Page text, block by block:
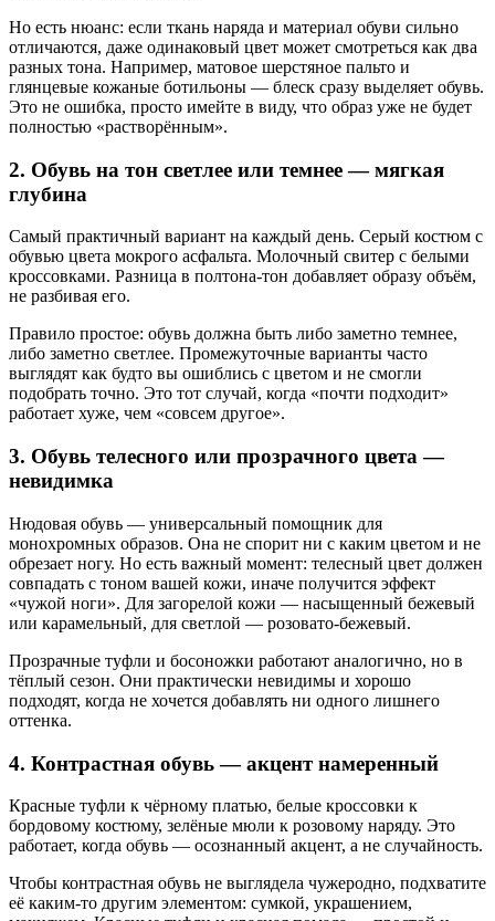
Но есть нюанс: если ткань наряда и материал обуви сильно
отличаются, даже одинаковый цвет может смотреться как два
разных тона. Например, матовое шерстяное пальто и
глянцевые кожаные ботильоны — блеск сразу выделяет обувь.
Это не ошибка, просто имейте в виду, что образ уже не будет
полностью «растворённым».
2. Обувь на тон светлее или темнее — мягкая
глубина
Самый практичный вариант на каждый день. Серый костюм с
обувью цвета мокрого асфальта. Молочный свитер с белыми
кроссовками. Разница в полтона-тон добавляет образу объём,
не разбивая его.
Правило простое: обувь должна быть либо заметно темнее,
либо заметно светлее. Промежуточные варианты часто
выглядят как будто вы ошиблись с цветом и не смогли
подобрать точно. Это тот случай, когда «почти подходит»
работает хуже, чем «совсем другое».
3. Обувь телесного или прозрачного цвета —
невидимка
Нюдовая обувь — универсальный помощник для
монохромных образов. Она не спорит ни с каким цветом и не
обрезает ногу. Но есть важный момент: телесный цвет должен
совпадать с тоном вашей кожи, иначе получится эффект
«чужой ноги». Для загорелой кожи — насыщенный бежевый
или карамельный, для светлой — розовато-бежевый.
Прозрачные туфли и босоножки работают аналогично, но в
тёплый сезон. Они практически невидимы и хорошо
подходят, когда не хочется добавлять ни одного лишнего
оттенка.
4. Контрастная обувь — акцент намеренный
Красные туфли к чёрному платью, белые кроссовки к
бордовому костюму, зелёные мюли к розовому наряду. Это
работает, когда обувь — осознанный акцент, а не случайность.
Чтобы контрастная обувь не выглядела чужеродно, подхватите
её каким-то другим элементом: сумкой, украшением,